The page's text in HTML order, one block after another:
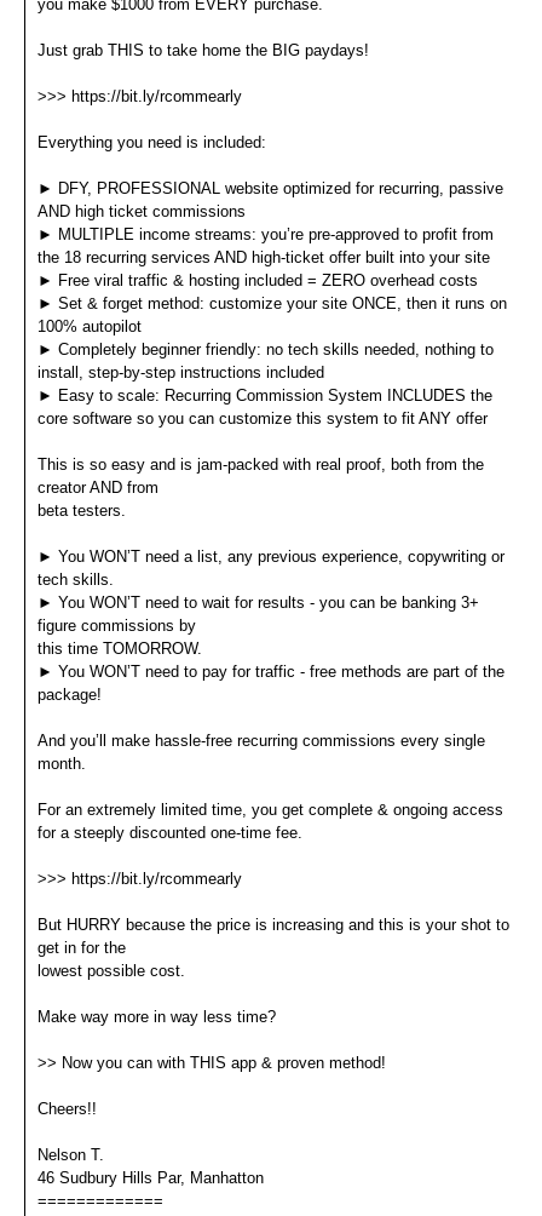
you make $1000 from EVERY purchase.
Just grab THIS to take home the BIG paydays!
>>> https://bit.ly/rcommearly
Everything you need is included:
► DFY, PROFESSIONAL website optimized for recurring, passive
AND high ticket commissions
► MULTIPLE income streams: you’re pre-approved to profit from
the 18 recurring services AND high-ticket offer built into your site
► Free viral traffic & hosting included = ZERO overhead costs
► Set & forget method: customize your site ONCE, then it runs on
100% autopilot
► Completely beginner friendly: no tech skills needed, nothing to
install, step-by-step instructions included
► Easy to scale: Recurring Commission System INCLUDES the
core software so you can customize this system to fit ANY offer
This is so easy and is jam-packed with real proof, both from the
creator AND from
beta testers.
► You WON’T need a list, any previous experience, copywriting or
tech skills.
► You WON’T need to wait for results - you can be banking 3+
figure commissions by
this time TOMORROW.
► You WON’T need to pay for traffic - free methods are part of the
package!
And you’ll make hassle-free recurring commissions every single
month.
For an extremely limited time, you get complete & ongoing access
for a steeply discounted one-time fee.
>>> https://bit.ly/rcommearly
But HURRY because the price is increasing and this is your shot to
get in for the
lowest possible cost.
Make way more in way less time?
>> Now you can with THIS app & proven method!
Cheers!!
Nelson T.
46 Sudbury Hills Par, Manhatton
=============